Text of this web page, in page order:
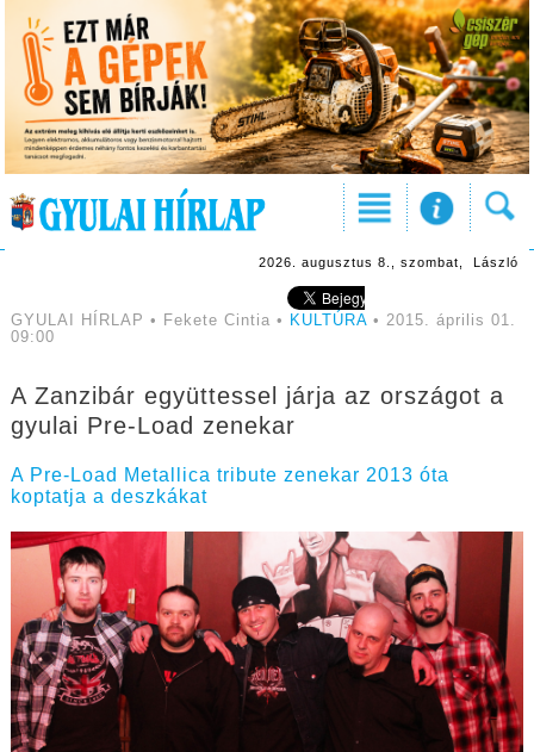
2026. augusztus 8., szombat, László
GYULAI HÍRLAP • Fekete Cintia • KULTÚRA• 2015. április 01.
09:00
A Zanzibár együttessel járja az országot a
gyulai Pre-Load zenekar
A Pre-Load Metallica tribute zenekar 2013 óta
koptatja a deszkákat